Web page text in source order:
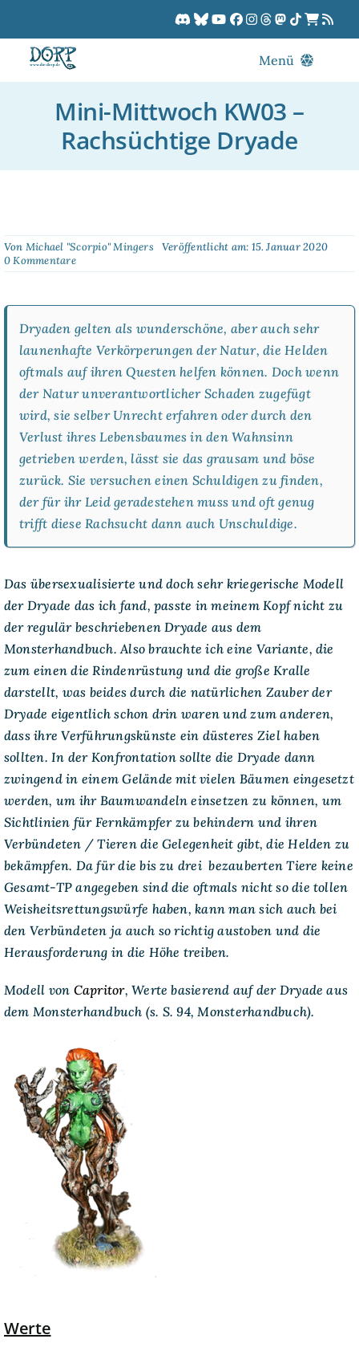
springen
Menü
DORPCast
DORP-TV
Patreon
Mini-Mittwoch KW03 –
Rachsüchtige Dryade
Von Michael "Scorpio" Mingers
Veröffentlicht am: 15. Januar 2020
0 Kommentareon
Mini-
Rachsüchtige
Dryade
Dryaden gelten als wunderschöne, aber auch sehr
launenhafte Verkörperungen der Natur, die Helden
oftmals auf ihren Questen helfen können. Doch wenn
der Natur unverantwortlicher Schaden zugefügt
wird, sie selber Unrecht erfahren oder durch den
Verlust ihres Lebensbaumes in den Wahnsinn
getrieben werden, lässt sie das grausam und böse
zurück. Sie versuchen einen Schuldigen zu finden,
der für ihr Leid geradestehen muss und oft genug
trifft diese Rachsucht dann auch Unschuldige.
Das übersexualisierte und doch sehr kriegerische Modell
der Dryade das ich fand, passte in meinem Kopf nicht zu
der regulär beschriebenen Dryade aus dem
Monsterhandbuch. Also brauchte ich eine Variante, die
zum einen die Rindenrüstung und die große Kralle
darstellt, was beides durch die natürlichen Zauber der
Dryade eigentlich schon drin waren und zum anderen,
dass ihre Verführungskünste ein düsteres Ziel haben
sollten. In der Konfrontation sollte die Dryade dann
zwingend in einem Gelände mit vielen Bäumen eingesetzt
werden, um ihr Baumwandeln einsetzen zu können, um
Sichtlinien für Fernkämpfer zu behindern und ihren
Verbündeten / Tieren die Gelegenheit gibt, die Helden zu
bekämpfen. Da für die bis zu drei bezauberten Tiere keine
Gesamt-TP angegeben sind die oftmals nicht so die tollen
Weisheitsrettungswürfe haben, kann man sich auch bei
den Verbündeten ja auch so richtig austoben und die
Herausforderung in die Höhe treiben.
Modell von Capritor, Werte basierend auf der Dryade aus
dem Monsterhandbuch (s. S. 94, Monsterhandbuch).
Werte